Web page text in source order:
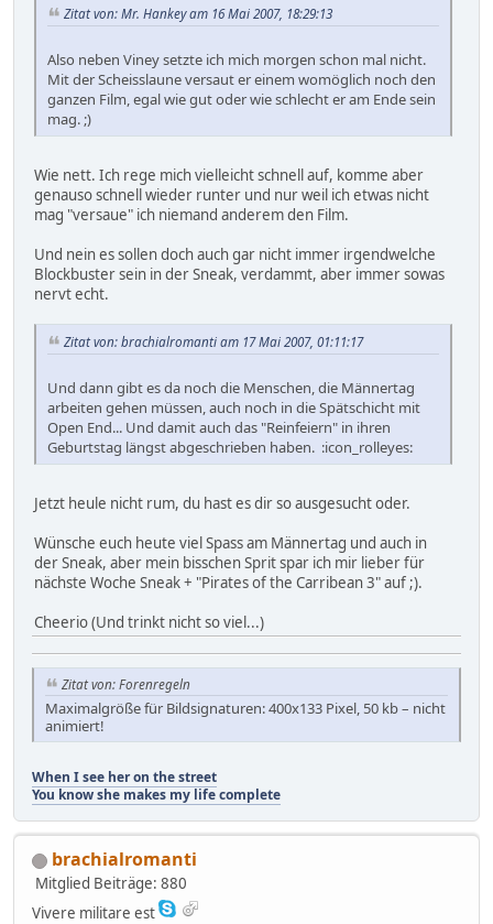
Zitat von: Mr. Hankey am 16 Mai 2007, 18:29:13
Also neben Viney setzte ich mich morgen schon mal nicht.
Mit der Scheisslaune versaut er einem womöglich noch den
ganzen Film, egal wie gut oder wie schlecht er am Ende sein
mag. ;)
Wie nett. Ich rege mich vielleicht schnell auf, komme aber
genauso schnell wieder runter und nur weil ich etwas nicht
mag "versaue" ich niemand anderem den Film.
Und nein es sollen doch auch gar nicht immer irgendwelche
Blockbuster sein in der Sneak, verdammt, aber immer sowas
nervt echt.
Zitat von: brachialromanti am 17 Mai 2007, 01:11:17
Und dann gibt es da noch die Menschen, die Männertag
arbeiten gehen müssen, auch noch in die Spätschicht mit
Open End... Und damit auch das "Reinfeiern" in ihren
Geburtstag längst abgeschrieben haben. :icon_rolleyes:
Jetzt heule nicht rum, du hast es dir so ausgesucht oder.
Wünsche euch heute viel Spass am Männertag und auch in
der Sneak, aber mein bisschen Sprit spar ich mir lieber für
nächste Woche Sneak + "Pirates of the Carribean 3" auf ;).
Cheerio (Und trinkt nicht so viel...)
Zitat von: Forenregeln
Maximalgröße für Bildsignaturen: 400x133 Pixel, 50 kb – nicht
animiert!
When I see her on the street
You know she makes my life complete
brachialromanti
Mitglied Beiträge: 880
Vivere militare est